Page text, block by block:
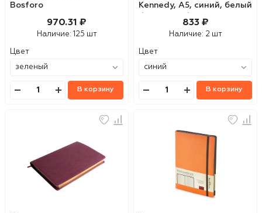
Bosforo
970.31 ₽
Наличие: 125 шт
Цвет
В корзину
Kennedy, А5, синий, белый
833 ₽
Наличие: 2 шт
Цвет
В корзину